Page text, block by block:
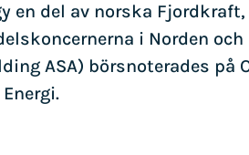
en del av norska
i Norden
ASA) börsnoterades på